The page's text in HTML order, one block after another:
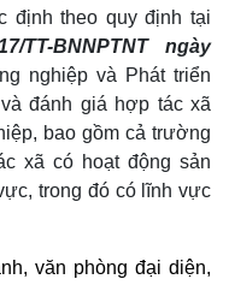
định theo quy định tại
BNNPTNT ngày
nghiệp và Phát triển
đánh giá hợp tác xã
bao gồm cả trường
xã có hoạt động sản
trong đó có lĩnh vực
văn phòng đại diện,